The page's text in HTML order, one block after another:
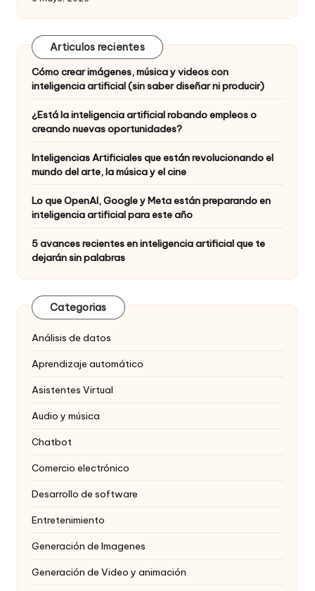
Articulos recientes
Cómo crear imágenes, música y videos con
inteligencia artificial (sin saber diseñar ni producir)
¿Está la inteligencia artificial robando empleos o
creando nuevas oportunidades?
Inteligencias Artificiales que están revolucionando el
mundo del arte, la música y el cine
Lo que OpenAI, Google y Meta están preparando en
inteligencia artificial para este año
5 avances recientes en inteligencia artificial que te
dejarán sin palabras
Categorias
Análisis de datos
Aprendizaje automático
Asistentes Virtual
Audio y música
Chatbot
Comercio electrónico
Desarrollo de software
Entretenimiento
Generación de Imagenes
Generación de Video y animación